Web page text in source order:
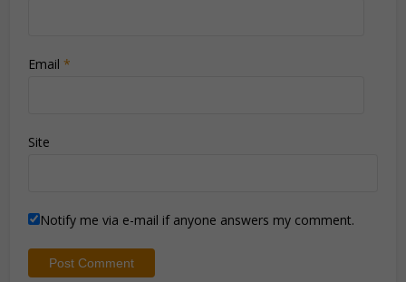
Email*
Site
Notify me via e-mail if anyone answers my comment.